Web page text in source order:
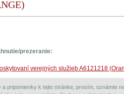
prezeranie:
verejných služieb A6121218
a pripomienky k tejto stránke, prosím, oznámte